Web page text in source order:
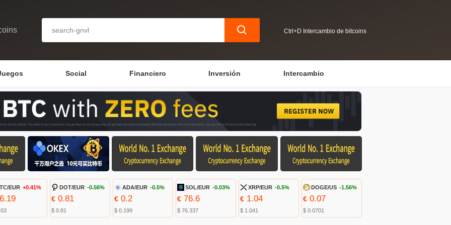
Ctrl+D Intercambio de bitcoins
Social Financiero Inversión Intercambio
EUR +0.41% DOT/EUR -0.56%
€0.81
$ 0.81
ADA/EUR -0.5%
€0.2
$ 0.199
SOL/EUR -0.03%
€ 76.6
$ 76.337
XRP/EUR -0.5%
€ 1.04
$ 1.041
DOGE/US -1.56%
€ 0.07
$ 0.0701